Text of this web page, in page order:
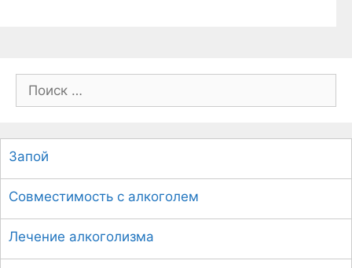
о
с
к
:
Запой
Совместимость с алкоголем
Лечение алкоголизма